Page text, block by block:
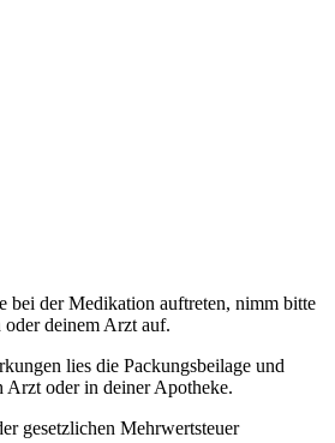
bei der Medikation auftreten, nimm bitte
deinem Arzt auf.
lies die Packungsbeilage und
Arzt oder in deiner Apotheke.
gesetzlichen Mehrwertsteuer